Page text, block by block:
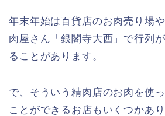
年末年始は百貨店のお肉売り場
肉屋さん「銀閣寺大西」で行列
ることがあります。
で、そういう精肉店のお肉を使
ことができるお店もいくつかあ